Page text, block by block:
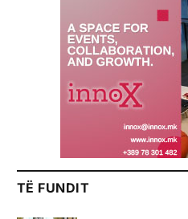
TË FUNDIT